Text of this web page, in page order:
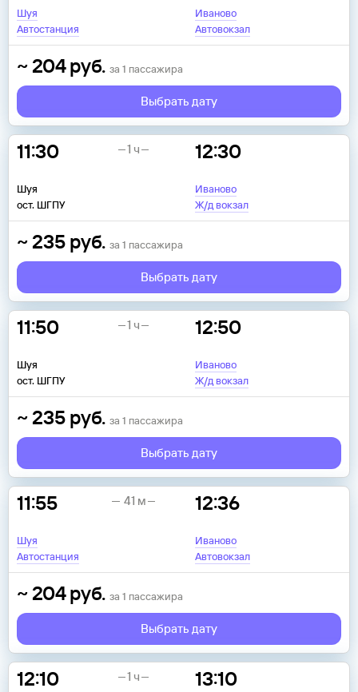
Шуя
Автостанция
Иваново
Автовокзал
~ 204 руб. за 1 пассажира
Выбрать дату
11:30
Шуя
ост. ШГПУ
12:30
Иваново
Ж/д вокзал
1 ч
~ 235 руб. за 1 пассажира
Выбрать дату
11:50
Шуя
ост. ШГПУ
12:50
Иваново
Ж/д вокзал
1 ч
~ 235 руб. за 1 пассажира
Выбрать дату
11:55
Шуя
Автостанция
12:36
Иваново
Автовокзал
41 м
~ 204 руб. за 1 пассажира
Выбрать дату
12:10 13:10
1 ч